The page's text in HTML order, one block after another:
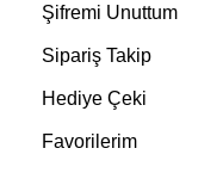
Şifremi Unuttum
Sipariş Takip
Hediye Çeki
Favorilerim